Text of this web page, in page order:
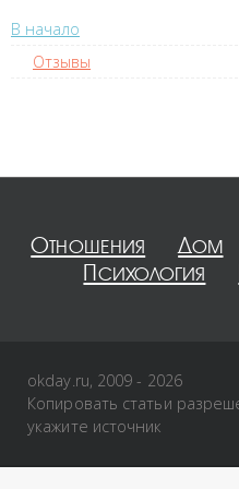
В начало
Отзывы
Отношения Дом
Психология
okday.ru, 2009 - 2026
Копировать статьи
укажите источник